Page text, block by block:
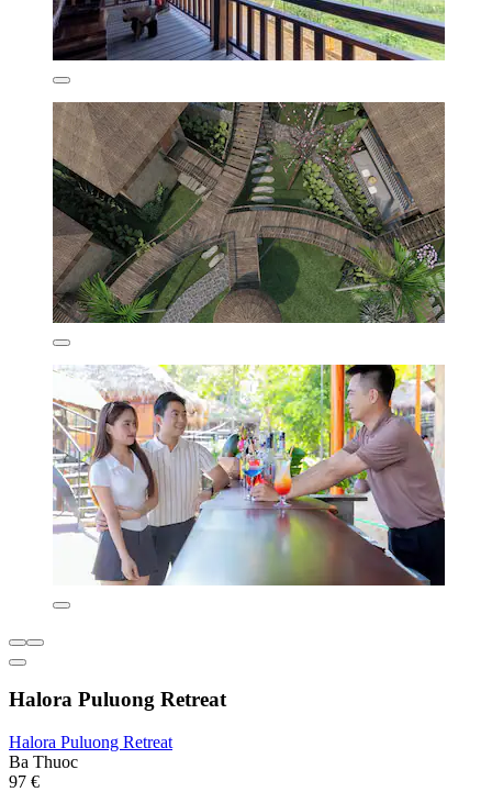
Halora Puluong Retreat
Halora Puluong Retreat
Ba Thuoc
97 €